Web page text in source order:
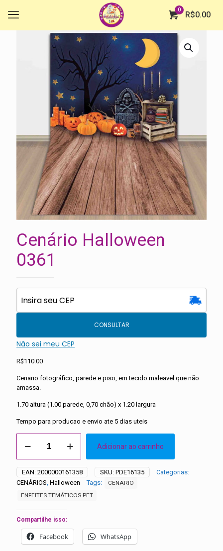
0
R$0.00
Cenário Halloween
0361
CONSULTAR
Não sei meu CEP
R$110.00
Cenario fotográfico, parede e piso, em tecido maleavel que não
amassa.
1.70 altura (1.00 parede, 0,70 chão) x 1.20 largura
Tempo para producao e envio ate 5 dias uteis
Halloween
quantidade
Adicionar ao carrinho
EAN: 2000000161358 SKU: PDE16135
Categorias:
CENÁRIOS, Halloween Tags:
CENARIO
ENFEITES TEMÁTICOS PET
Compartilhe isso:
Facebook WhatsApp